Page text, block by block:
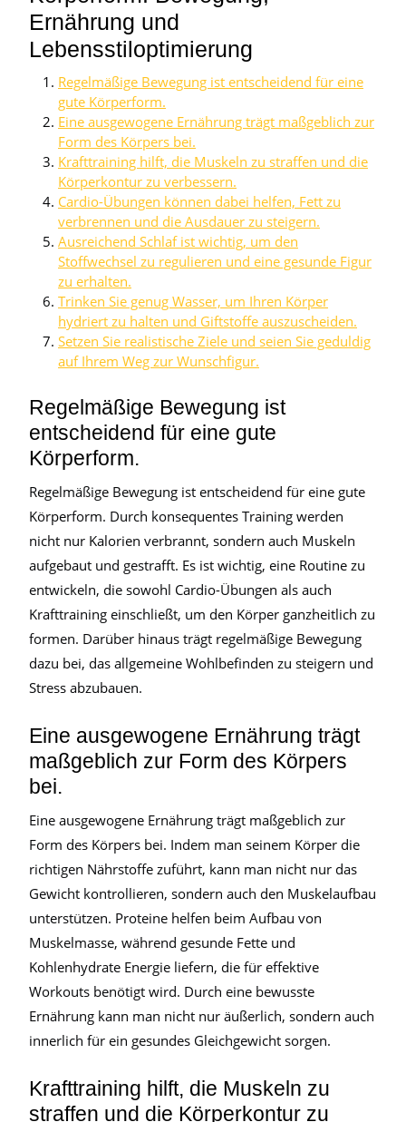
Ernährung und
Lebensstiloptimierung
Regelmäßige Bewegung ist entscheidend für eine
gute Körperform.
Eine ausgewogene Ernährung trägt maßgeblich zur
Form des Körpers bei.
Krafttraining hilft, die Muskeln zu straffen und die
Körperkontur zu verbessern.
Cardio-Übungen können dabei helfen, Fett zu
verbrennen und die Ausdauer zu steigern.
Ausreichend Schlaf ist wichtig, um den
Stoffwechsel zu regulieren und eine gesunde Figur
zu erhalten.
Trinken Sie genug Wasser, um Ihren Körper
hydriert zu halten und Giftstoffe auszuscheiden.
Setzen Sie realistische Ziele und seien Sie geduldig
auf Ihrem Weg zur Wunschfigur.
Regelmäßige Bewegung ist
entscheidend für eine gute
Körperform.
Regelmäßige Bewegung ist entscheidend für eine gute
Körperform. Durch konsequentes Training werden
nicht nur Kalorien verbrannt, sondern auch Muskeln
aufgebaut und gestrafft. Es ist wichtig, eine Routine zu
entwickeln, die sowohl Cardio-Übungen als auch
Krafttraining einschließt, um den Körper ganzheitlich zu
formen. Darüber hinaus trägt regelmäßige Bewegung
dazu bei, das allgemeine Wohlbefinden zu steigern und
Stress abzubauen.
Eine ausgewogene Ernährung trägt
maßgeblich zur Form des Körpers
bei.
Eine ausgewogene Ernährung trägt maßgeblich zur
Form des Körpers bei. Indem man seinem Körper die
richtigen Nährstoffe zuführt, kann man nicht nur das
Gewicht kontrollieren, sondern auch den Muskelaufbau
unterstützen. Proteine helfen beim Aufbau von
Muskelmasse, während gesunde Fette und
Kohlenhydrate Energie liefern, die für effektive
Workouts benötigt wird. Durch eine bewusste
Ernährung kann man nicht nur äußerlich, sondern auch
innerlich für ein gesundes Gleichgewicht sorgen.
Krafttraining hilft, die Muskeln zu
straffen und die Körperkontur zu